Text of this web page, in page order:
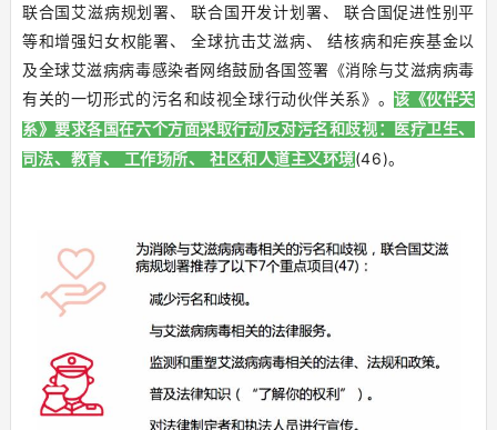
联合国艾滋病规划署、 联合国开发计划署、 联合国促进性别平
等和增强妇女权能署、 全球抗击艾滋病、 结核病和疟疾基金以
及全球艾滋病病毒感染者网络鼓励各国签署《消除与艾滋病病毒
有关的一切形式的污名和歧视全球行动伙伴关系》。该《伙伴关
系》要求各国在六个方面采取行动反对污名和歧视：医疗卫生、
司法、教育、 工作场所、 社区和人道主义环境(46)。